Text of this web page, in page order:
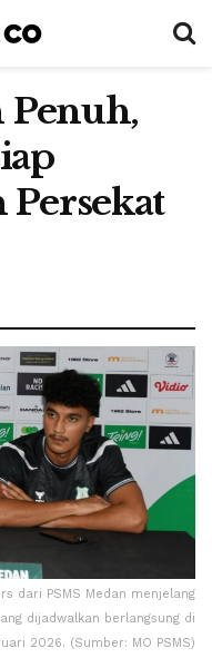
Penuh,
dari PSMS Medan menjelang
dijadwalkan berlangsung di
2026. (Sumber: MO PSMS)